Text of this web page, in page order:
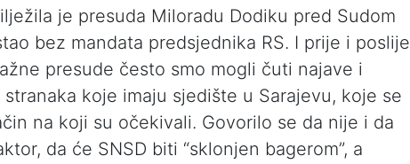
je presuda Miloradu Dodiku pred Sudom
bez mandata predsjednika RS. I prije i poslije
presude često smo mogli čuti najave i
koje imaju sjedište u Sarajevu, koje se
na koji su očekivali. Govorilo se da nije i da
da će SNSD biti “sklonjen bagerom”, a